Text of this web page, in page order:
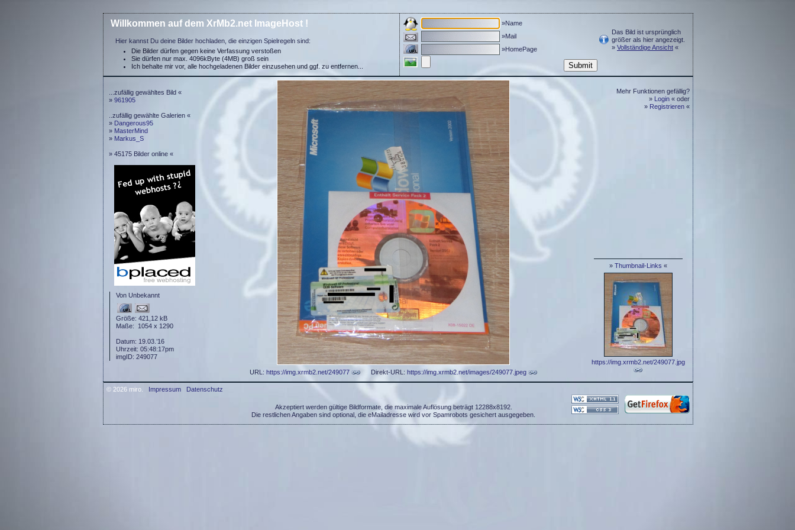
Willkommen auf dem XrMb2.net ImageHost !
Hier kannst Du deine Bilder hochladen, die einzigen Spielregeln sind:
Die Bilder dürfen gegen keine Verfassung verstoßen
Sie dürfen nur max. 4096kByte (4MB) groß sein
Ich behalte mir vor, alle hochgeladenen Bilder einzusehen und ggf. zu entfernen...
»Name
»Mail
»HomePage
Das Bild ist ursprünglich
größer als hier angezeigt.
» Vollständige Ansicht «
...zufällig gewähltes Bild «
» 961905
..zufällig gewählte Galerien «
» Dangerous95
» MasterMind
» Markus_S
» 45175 Bilder online «
Von Unbekannt
Größe: 421,12 kB
Maße: 1054 x 1290
Datum: 19.03.’16
Uhrzeit: 05:48:17pm
imgID: 249077
URL: https://img.xrmb2.net/249077 Direkt-URL: https://img.xrmb2.net/images/249077.jpeg
Mehr Funktionen gefällig?
» Login « oder
» Registrieren «
» Thumbnail-Links «
https://img.xrmb2.net/249077.jpg
© 2026 miro. Impressum Datenschutz
Akzeptiert werden gültige Bildformate, die maximale Auflösung beträgt 12288x8192.
Die restlichen Angaben sind optional, die eMailadresse wird vor Spamrobots gesichert ausgegeben.